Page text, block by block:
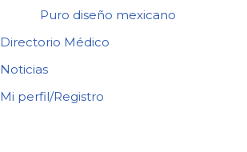
Puro diseño mexicano
Directorio Médico
Noticias
Mi perfil/Registro